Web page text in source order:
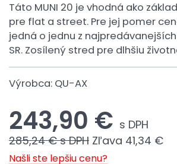
Táto MUNI 20 je vhodná ako
pre flat a street. Pre jej pomer
jedná o jednu z
SR. Zosílený stred pre dlhšiu
Výrobca: QU-AX
243,90 € s DPH
285,24 € s DPH Zľava 41,34 €
Našli ste lepšiu cenu?